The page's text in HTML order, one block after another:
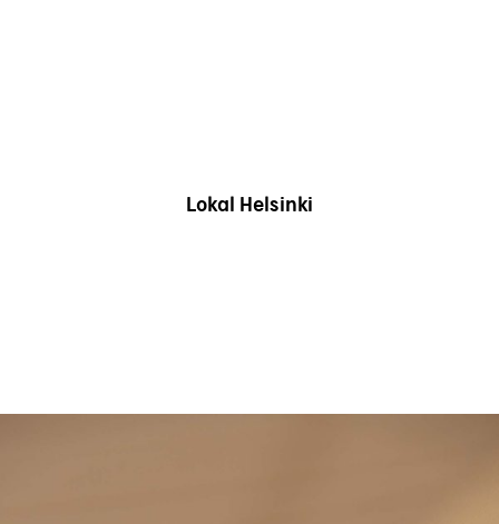
Lokal Helsinki